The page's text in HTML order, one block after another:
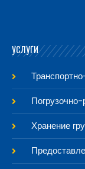
УСЛУГИ
Хранение